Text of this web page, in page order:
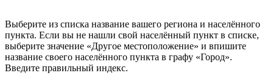
Выберите из списка название вашего региона и населённого
пункта. Если вы не нашли свой населённый пункт в списке,
выберите значение «Другое местоположение» и впишите
название своего населённого пункта в графу «Город».
Введите правильный индекс.